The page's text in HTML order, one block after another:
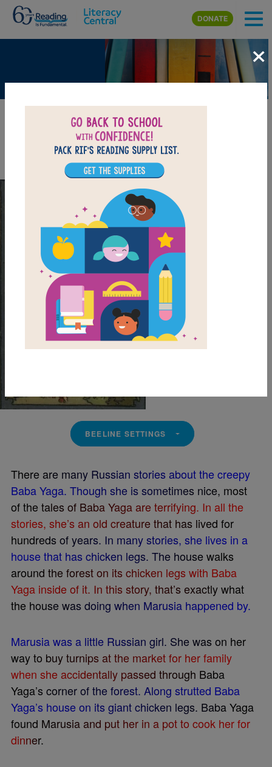
Skip to main content
DONATE
A Baba Yaga Story Retold
Thereare many Russian stories aboutthecreepy
BabaYaga. Though she is sometimes nice, most
ofthetales of BabaYagaareterrifying. In all the
stories, she’s an old creaturethat has lived for
hundreds ofyears. In manystories, she lives in a
housethat has chicken legs. The housewalks
around theforeston its chicken legs with Baba
Yaga insideof it. In this story, that’s exactlywhat
the housewas doing when Marusia happened by.
Marusiawas a little Russian girl. Shewas on her
wayto buyturnips atthe marketfor herfamily
when sheaccidentally passed through Baba
Yaga’s corneroftheforest. Along strutted Baba
Yaga’s houseon its giantchicken legs. BabaYaga
found Marusiaand put her in a potto cook herfor
dinner.
×